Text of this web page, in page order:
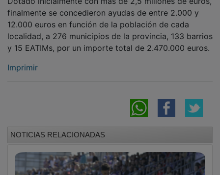
finalmente se concedieron ayudas de entre 2.000 y
12.000 euros en función de la población de cada
localidad, a 276 municipios de la provincia, 133 barrios
y 15 EATIMs, por un importe total de 2.470.000 euros.